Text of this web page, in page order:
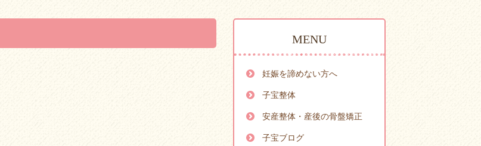
MENU
妊娠を諦めない方へ
子宝整体
安産整体・産後の骨盤矯正
子宝ブログ